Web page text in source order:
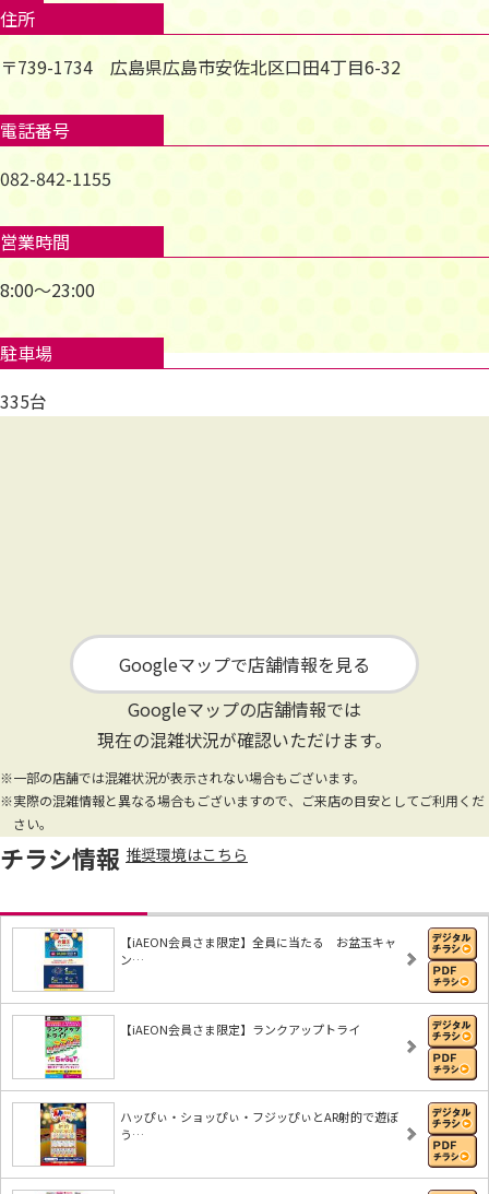
住所
〒739-1734 広島県広島市安佐北区口田4丁目6-32
電話番号
082-842-1155
営業時間
8:00～23:00
駐車場
335台
Googleマップで店舗情報を見る
Googleマップの店舗情報では
現在の混雑状況が確認いただけます。
※一部の店舗では混雑状況が表示されない場合もございます。
※実際の混雑情報と異なる場合もございますので、ご来店の目安としてご利用くだ
さい。
チラシ情報 推奨環境はこちら
【iAEON会員さま限定】全員に当たる お盆玉キャ
ン…
【iAEON会員さま限定】ランクアップトライ
ハッぴぃ・ショッぴぃ・フジッぴぃとAR射的で遊ぼ
う…